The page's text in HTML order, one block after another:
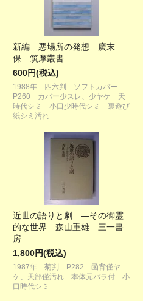
新編 悪場所の発想 廣末
保 筑摩叢書
600円(税込)
1988年 四六判 ソフトカバー
P260 カバー少スレ、少ヤケ 天
時代シミ 小口少時代シミ 裏遊び
紙シミ汚れ
近世の語りと劇 ―その御霊
的な世界 森山重雄 三一書
房
1,800円(税込)
1987年 菊判 P282 函背僅ヤ
ケ、天部僅汚れ 本体元パラ付 小
口時代シミ